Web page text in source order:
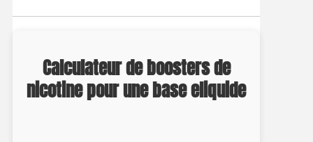
Calculateur de boosters de
nicotine pour une base eliquide